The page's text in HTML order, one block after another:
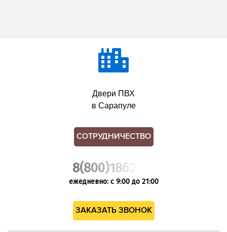
Двери ПВХ
в Сарапуле
СОТРУДНИЧЕСТВО
8(800)1862102
ежедневно: с 9:00 до 21:00
ЗАКАЗАТЬ ЗВОНОК